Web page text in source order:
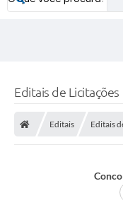
Editais de Licitações
Editais Editais